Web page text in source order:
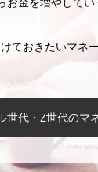
ておきたいマネ
世代・Z世代のマ